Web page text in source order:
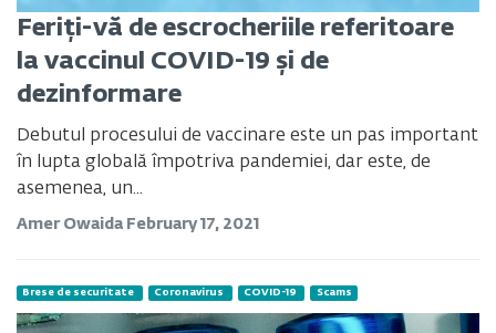
Feriți-vă de escrocheriile referitoare
la vaccinul COVID-19 și de
dezinformare
Debutul procesului de vaccinare este un pas important
în lupta globală împotriva pandemiei, dar este, de
asemenea, un...
Amer Owaida February 17, 2021
Brese de securitate Coronavirus COVID-19 Scams